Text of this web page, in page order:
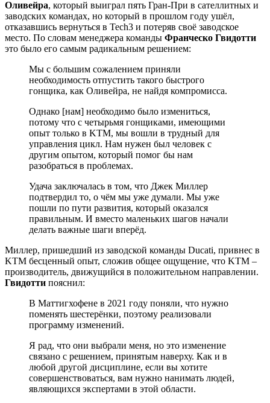
Оливейра, который выиграл пять Гран-При в сателлитных и
заводских командах, но который в прошлом году ушёл,
отказавшись вернуться в Tech3 и потеряв своё заводское
место. По словам менеджера команды Франческо Гвидотти
это было его самым радикальным решением:
Мы с большим сожалением приняли
необходимость отпустить такого быстрого
гонщика, как Оливейра, не найдя компромисса.
Однако [нам] необходимо было измениться,
потому что с четырьмя гонщиками, имеющими
опыт только в KTM, мы вошли в трудный для
управления цикл. Нам нужен был человек с
другим опытом, который помог бы нам
разобраться в проблемах.
Удача заключалась в том, что Джек Миллер
подтвердил то, о чём мы уже думали. Мы уже
пошли по пути развития, который оказался
правильным. И вместо маленьких шагов начали
делать важные шаги вперёд.
Миллер, пришедший из заводской команды Ducati, привнес в
KTM бесценный опыт, сложив общее ощущение, что KTM –
производитель, движущийся в положительном направлении.
Гвидотти пояснил:
В Маттигхофене в 2021 году поняли, что нужно
поменять шестерёнки, поэтому реализовали
программу изменений.
Я рад, что они выбрали меня, но это изменение
связано с решением, принятым наверху. Как и в
любой другой дисциплине, если вы хотите
совершенствоваться, вам нужно нанимать людей,
являющихся экспертами в этой области.